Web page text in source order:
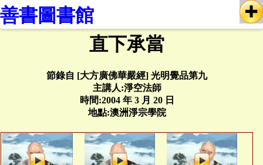
善書圖書館
直下承當
節錄自 [大方廣佛華嚴經] 光明覺品第九
主講人:淨空法師
時間:2004 年 3 月 20 日
地點:澳洲淨宗學院